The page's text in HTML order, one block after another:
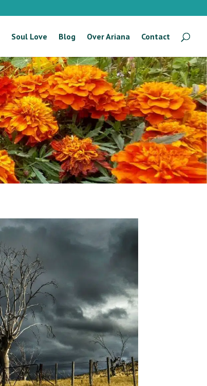
Soul Love Blog Over Ariana Contact